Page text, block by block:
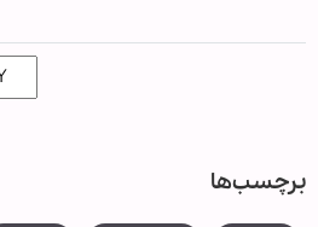
برچسب‌ها